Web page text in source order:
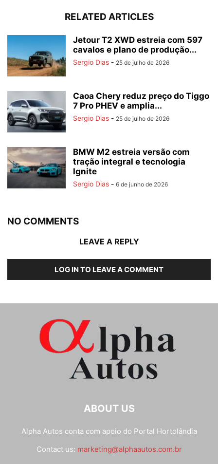
RELATED ARTICLES
Jetour T2 XWD estreia com 597
cavalos e plano de produção...
Sergio Dias - 25 de julho de 2026
Caoa Chery reduz preço do Tiggo
7 Pro PHEV e amplia...
Sergio Dias - 25 de julho de 2026
BMW M2 estreia versão com
tração integral e tecnologia
Ignite
Sergio Dias - 6 de junho de 2026
NO COMMENTS
LEAVE A REPLY
LOG IN TO LEAVE A COMMENT
ABOUT US
Alpha Autos conta com apoio do Portal Hortolândia
Contact us: marketing@alphaautos.com.br